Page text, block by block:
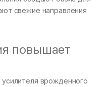
свежие направления
повышает
врожденного